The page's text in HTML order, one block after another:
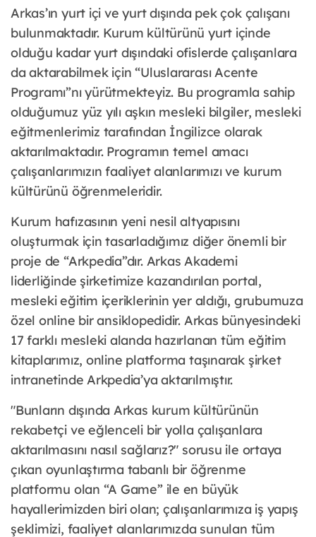
Arkas’ın yurt içi ve yurt dışında pek çok çalışanı
bulunmaktadır. Kurum kültürünü yurt içinde
olduğu kadar yurt dışındaki ofislerde çalışanlara
da aktarabilmek için “Uluslararası Acente
Programı”nı yürütmekteyiz. Bu programla sahip
olduğumuz yüz yılı aşkın mesleki bilgiler, mesleki
eğitmenlerimiz tarafından İngilizce olarak
aktarılmaktadır. Programın temel amacı
çalışanlarımızın faaliyet alanlarımızı ve kurum
kültürünü öğrenmeleridir.
Kurum hafızasının yeni nesil altyapısını
oluşturmak için tasarladığımız diğer önemli bir
proje de “Arkpedia”dır. Arkas Akademi
liderliğinde şirketimize kazandırılan portal,
mesleki eğitim içeriklerinin yer aldığı, grubumuza
özel online bir ansiklopedidir. Arkas bünyesindeki
17 farklı mesleki alanda hazırlanan tüm eğitim
kitaplarımız, online platforma taşınarak şirket
intranetinde Arkpedia’ya aktarılmıştır.
"Bunların dışında Arkas kurum kültürünün
rekabetçi ve eğlenceli bir yolla çalışanlara
aktarılmasını nasıl sağlarız?" sorusu ile ortaya
çıkan oyunlaştırma tabanlı bir öğrenme
platformu olan “A Game” ile en büyük
hayallerimizden biri olan; çalışanlarımıza iş yapış
şeklimizi, faaliyet alanlarımızda sunulan tüm